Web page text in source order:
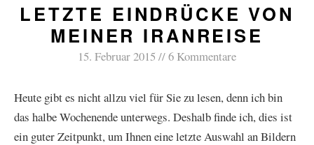
LETZTE EINDRÜCKE VON
MEINER IRANREISE
15. Februar 2015 6 Kommentare
Heute gibt es nicht allzu viel für Sie zu lesen, denn ich bin
das halbe Wochenende unterwegs. Deshalb finde ich, dies ist
ein guter Zeitpunkt, um Ihnen eine letzte Auswahl an Bildern